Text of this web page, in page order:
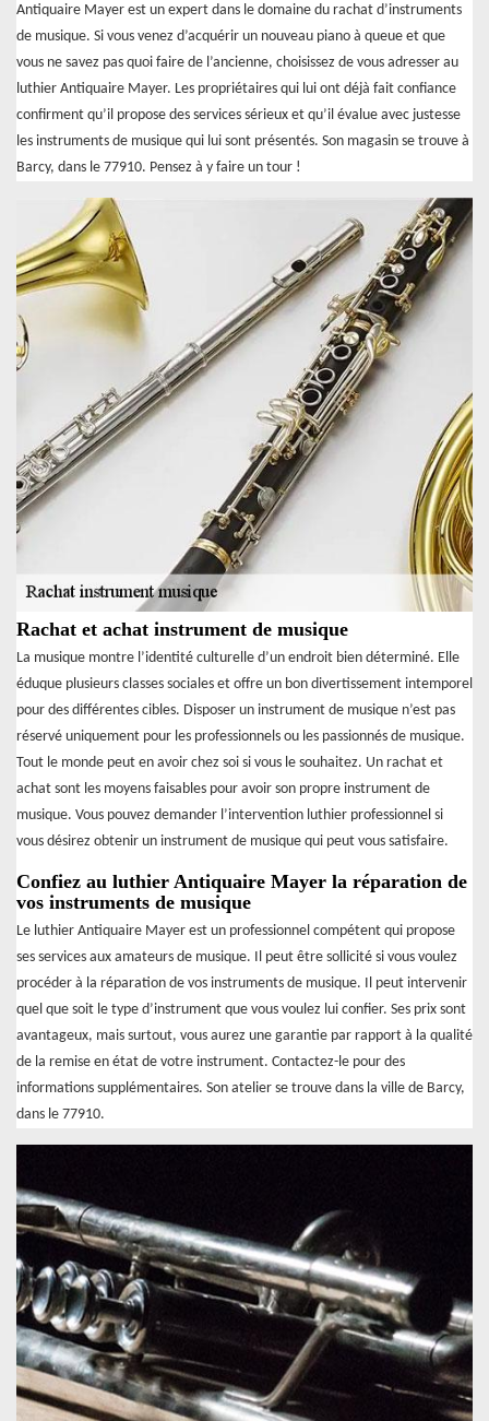
Antiquaire Mayer est un expert dans le domaine du rachat d’instruments
de musique. Si vous venez d’acquérir un nouveau piano à queue et que
vous ne savez pas quoi faire de l’ancienne, choisissez de vous adresser au
luthier Antiquaire Mayer. Les propriétaires qui lui ont déjà fait confiance
confirment qu’il propose des services sérieux et qu’il évalue avec justesse
les instruments de musique qui lui sont présentés. Son magasin se trouve à
Barcy, dans le 77910. Pensez à y faire un tour !
Rachat et achat instrument de musique
La musique montre l’identité culturelle d’un endroit bien déterminé. Elle
éduque plusieurs classes sociales et offre un bon divertissement intemporel
pour des différentes cibles. Disposer un instrument de musique n’est pas
réservé uniquement pour les professionnels ou les passionnés de musique.
Tout le monde peut en avoir chez soi si vous le souhaitez. Un rachat et
achat sont les moyens faisables pour avoir son propre instrument de
musique. Vous pouvez demander l’intervention luthier professionnel si
vous désirez obtenir un instrument de musique qui peut vous satisfaire.
Confiez au luthier Antiquaire Mayer la réparation de
vos instruments de musique
Le luthier Antiquaire Mayer est un professionnel compétent qui propose
ses services aux amateurs de musique. Il peut être sollicité si vous voulez
procéder à la réparation de vos instruments de musique. Il peut intervenir
quel que soit le type d’instrument que vous voulez lui confier. Ses prix sont
avantageux, mais surtout, vous aurez une garantie par rapport à la qualité
de la remise en état de votre instrument. Contactez-le pour des
informations supplémentaires. Son atelier se trouve dans la ville de Barcy,
dans le 77910.